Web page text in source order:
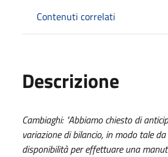
Contenuti correlati
Descrizione
Cambiaghi: "Abbiamo chiesto di
variazione di bilancio, in modo tale
disponibilità per effettuare una